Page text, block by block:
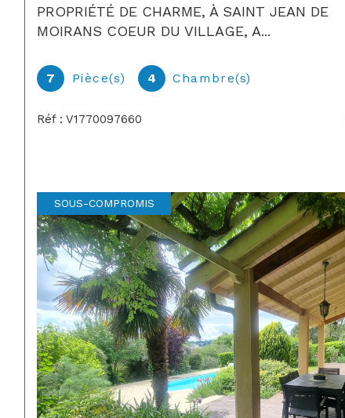
PROPRIÉTÉ DE CHARME, À SAINT JEAN DE
MOIRANS COEUR DU VILLAGE, A...
7 Pièce(s) 4 Chambre(s)
Réf : V1770097660
SOUS-COMPROMIS